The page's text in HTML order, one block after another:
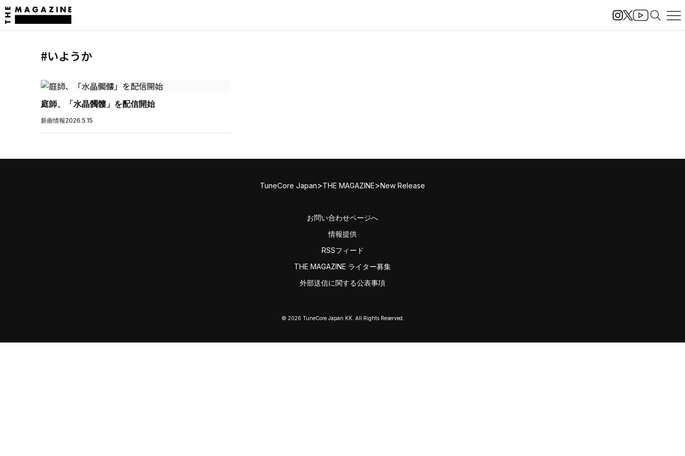
#いようか
庭師、「水晶髑髏」を配信開始
新曲情報2026.5.15
TuneCore Japan>THE MAGAZINE>New Release
お問い合わせページへ
情報提供
RSSフィード
THE MAGAZINE ライター募集
外部送信に関する公表事項
© 2026 TuneCore Japan KK. All Rights Reserved.